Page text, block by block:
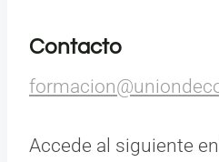
Contacto
Accede al siguiente